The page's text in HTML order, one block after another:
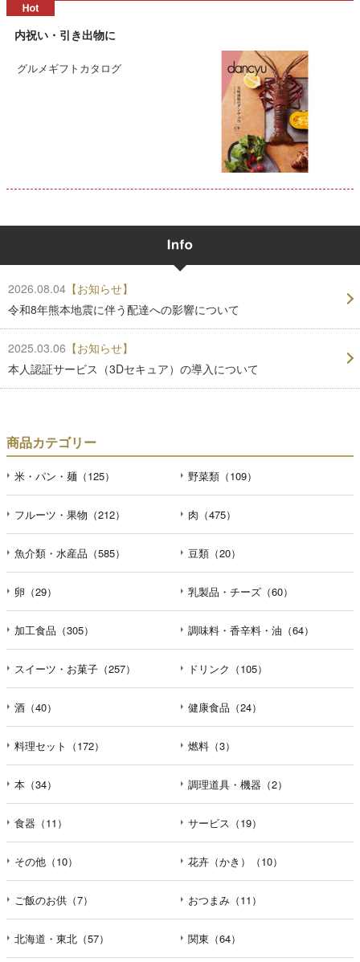
内祝い・引き出物に
グルメギフトカタログ
2026.08.04 【お知らせ】
令和8年熊本地震に伴う配達への影響について
2025.03.06 【お知らせ】
本人認証サービス（3Dセキュア）の導入について
商品カテゴリー
米・パン・麺（125） 野菜類（109）
フルーツ・果物（212） 肉（475）
魚介類・水産品（585） 豆類（20）
卵（29） 乳製品・チーズ（60）
加工食品（305） 調味料・香辛料・油（64）
スイーツ・お菓子（257） ドリンク（105）
酒（40） 健康食品（24）
料理セット（172） 燃料（3）
本（34） 調理道具・機器（2）
食器（11） サービス（19）
その他（10） 花卉（かき）（10）
ご飯のお供（7） おつまみ（11）
北海道・東北（57） 関東（64）